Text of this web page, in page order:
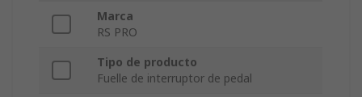
Marca
RS PRO
Tipo de producto
Fuelle de interruptor de pedal